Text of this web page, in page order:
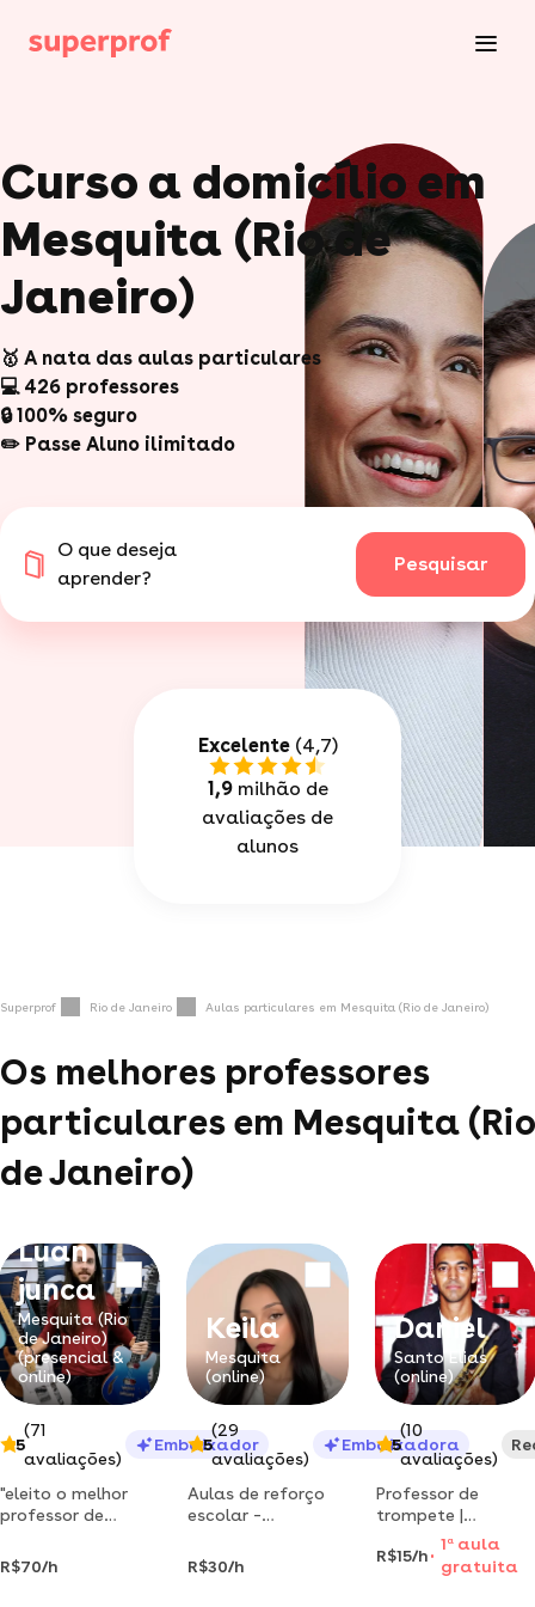
Curso a domicílio em
Mesquita (Rio de
Janeiro)
🥇 A nata das aulas particulares
💻 426 professores
🔒 100% seguro
✏️ Passe Aluno ilimitado
O que deseja
aprender?
Pesquisar
Excelente(4,7)
1,9milhão de
avaliações de
alunos
Superprof Rio de Janeiro Aulas particulares em Mesquita (Rio de Janeiro)
Os melhores professores
particulares em Mesquita (Rio
de Janeiro)
Luan
junca
Mesquita (Rio
de Janeiro)
(presencial &
online)
5
(71
avaliações)
Embaixador
"eleito o melhor
professor de
de mesquita-rj por
3 vezes
R$70/h
Keila
Mesquita
(online)
5
(29
avaliações)
Embaixadora
Aulas de reforço
escolar –
psicopedagoga
com +3 anos de
R$30/h
Daniel
Santo Elias
(online)
5
(10
avaliações)
Professor de
trompete |
bacharel pela ufrj |
músico de
orquestra e banda
R$15/h
1 aaula
gratuita